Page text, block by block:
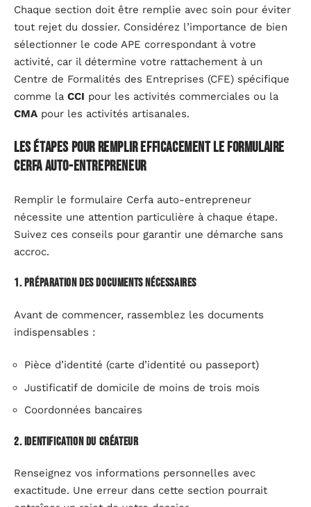
Chaque section doit être remplie avec soin pour éviter
tout rejet du dossier. Considérez l’importance de bien
sélectionner le code APE correspondant à votre
activité, car il détermine votre rattachement à un
Centre de Formalités des Entreprises (CFE) spécifique
comme la CCI pour les activités commerciales ou la
CMA pour les activités artisanales.
Les étapes pour remplir efficacement le formulaire
Cerfa auto-entrepreneur
Remplir le formulaire Cerfa auto-entrepreneur
nécessite une attention particulière à chaque étape.
Suivez ces conseils pour garantir une démarche sans
accroc.
1. Préparation des documents nécessaires
Avant de commencer, rassemblez les documents
indispensables :
Pièce d’identité (carte d’identité ou passeport)
Justificatif de domicile de moins de trois mois
Coordonnées bancaires
2. Identification du créateur
Renseignez vos informations personnelles avec
exactitude. Une erreur dans cette section pourrait